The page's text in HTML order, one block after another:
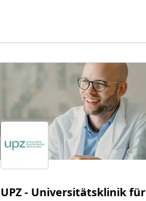
UPZ - Universitätsklinik für